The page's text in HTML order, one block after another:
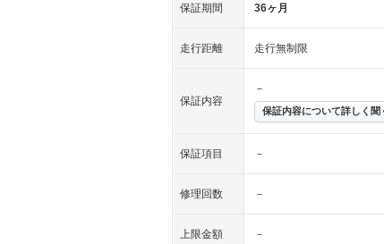
保証期間 36ヶ月
走行距離 走行無制限
保証内容
－
保証内容について詳しく聞
保証項目 －
修理回数 －
上限金額 －